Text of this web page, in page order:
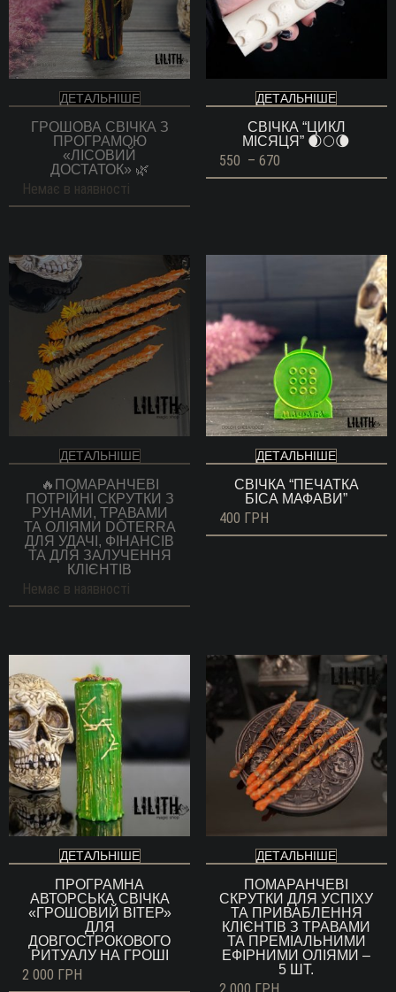
ДЕТАЛЬНІШЕ
ГРОШОВА СВІЧКА З
ПРОГРАМОЮ
«ЛІСОВИЙ
ДОСТАТОК» 🌿
Немає в наявності
ДЕТАЛЬНІШЕ
СВІЧКА “ЦИКЛ
МІСЯЦЯ” 🌒🌕🌘
550 – 670
цін:
ДЕТАЛЬНІШЕ
🔥ПОМАРАНЧЕВІ
ПОТРІЙНІ СКРУТКИ З
РУНАМИ, ТРАВАМИ
ТА ОЛІЯМИ DŌTERRA
ДЛЯ УДАЧІ, ФІНАНСІВ
ТА ДЛЯ ЗАЛУЧЕННЯ
КЛІЄНТІВ
Немає в наявності
ДЕТАЛЬНІШЕ
СВІЧКА “ПЕЧАТКА
БІСА МАФАВИ”
400 ГРН
ДЕТАЛЬНІШЕ
ПРОГРАМНА
АВТОРСЬКА СВІЧКА
«ГРОШОВИЙ ВІТЕР»
ДЛЯ
ДОВГОСТРОКОВОГО
РИТУАЛУ НА ГРОШІ
2 000 ГРН
ДЕТАЛЬНІШЕ
ПОМАРАНЧЕВІ
СКРУТКИ ДЛЯ УСПІХУ
ТА ПРИВАБЛЕННЯ
КЛІЄНТІВ З ТРАВАМИ
ТА ПРЕМІАЛЬНИМИ
ЕФІРНИМИ ОЛІЯМИ –
5 ШТ.